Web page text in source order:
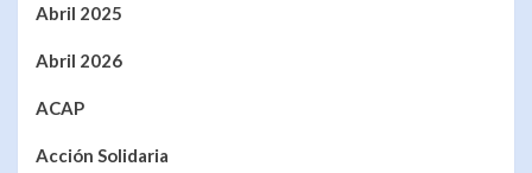
Abril 2025
Abril 2026
ACAP
Acción Solidaria